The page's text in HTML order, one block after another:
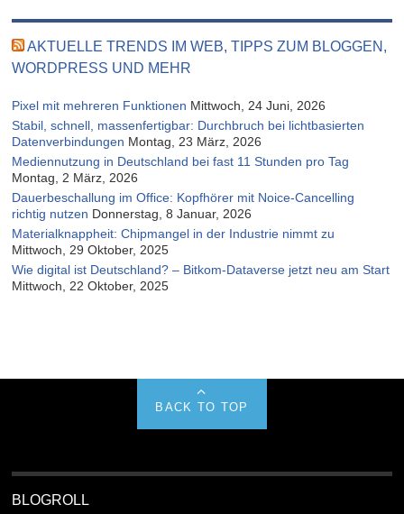
AKTUELLE TRENDS IM WEB, TIPPS ZUM BLOGGEN,
WORDPRESS UND MEHR
Pixel mit mehreren Funktionen Mittwoch, 24 Juni, 2026
Stabil, schnell, massenfertigbar: Durchbruch bei lichtbasierten
Datenverbindungen Montag, 23 März, 2026
Mediennutzung in Deutschland bei fast 11 Stunden pro Tag
Montag, 2 März, 2026
Dauerbeschallung im Office: Kopfhörer mit Noice-Cancelling
richtig nutzen Donnerstag, 8 Januar, 2026
Materialknappheit: Chipmangel in der Industrie nimmt zu
Mittwoch, 29 Oktober, 2025
Wie digital ist Deutschland? – Bitkom-Dataverse jetzt neu am Start
Mittwoch, 22 Oktober, 2025
BACK TO TOP
BLOGROLL